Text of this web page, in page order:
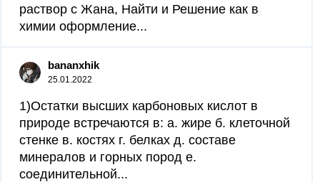
раствор с Жана, Найти и Решение как в
химии оформление...
bananxhik
25.01.2022
1)Остатки высших карбоновых кислот в
природе встречаются в: а. жире б. клеточной
стенке в. костях г. белках д. составе
минералов и горных пород е.
соединительной...